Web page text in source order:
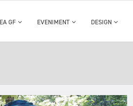
GF EVENIMENT DESIGN